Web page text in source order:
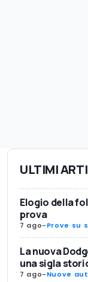
ULTIMI
Elogio della
prova
7 ago-Prove su
La nuova
una sigla
7 ago-Nuove